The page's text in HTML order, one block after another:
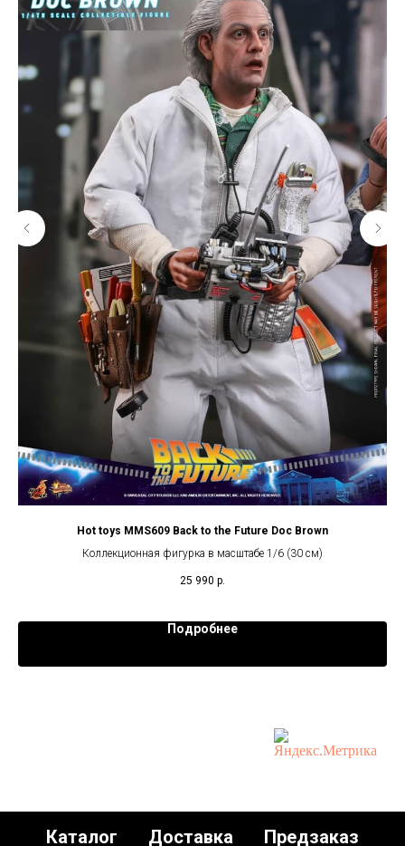
Hot toys MMS609 Back to the Future Doc Brown
Коллекционная фигурка в масштабе 1/6 (30 см)
25 990 р.
Подробнее
Каталог Доставка Предзаказ